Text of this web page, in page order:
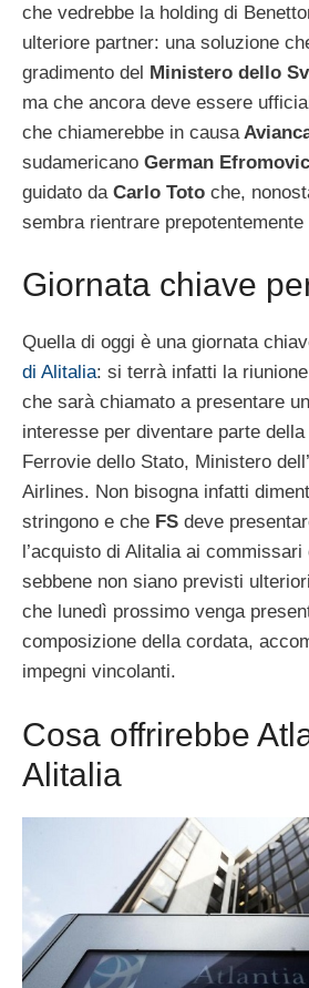
che vedrebbe la holding di
ulteriore partner: una soluzione
gradimento del Ministero dello
ma che ancora deve essere
che chiamerebbe in causa
sudamericano German
guidato da Carlo Toto che,
sembra rientrare prepotentemente
Giornata chiave
Quella di oggi è una giornata
di Alitalia: si terrà infatti la riunione
che sarà chiamato a presentare
interesse per diventare parte
Ferrovie dello Stato, Ministero
Airlines. Non bisogna infatti
stringono e che FS deve
l’acquisto di Alitalia ai
sebbene non siano previsti
che lunedì prossimo venga
composizione della cordata,
impegni vincolanti.
Cosa offrirebbe
Alitalia